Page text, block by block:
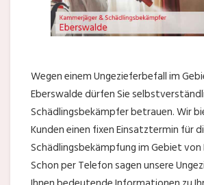
Wegen einem Ungezieferbefall im
Eberswalde dürfen Sie
Schädlingsbekämpfer betrauen. Wir
Kunden einen fixen Einsatztermin für
Schädlingsbekämpfung im Gebiet von
Schon per Telefon sagen unsere